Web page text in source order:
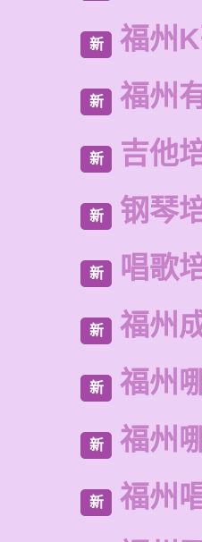
新 福州
新 福州
新 吉他
新 钢琴
新 唱歌
新 福州
新 福州
新 福州
新 福州